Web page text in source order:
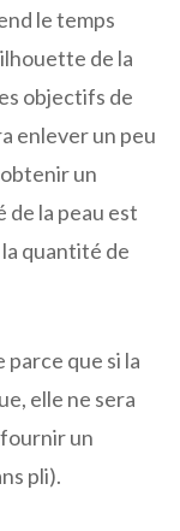
le temps
de la
objectifs de
enlever un peu
un
de la peau est
quantité de
que si la
elle ne sera
un
pli).